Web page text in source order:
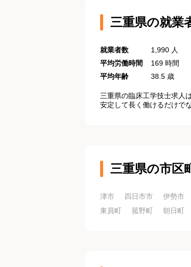
三重県の就業
就業者数
1,990 人
平均労働時間
169 時間
平均年齢
38.5 歳
三重県の臨床工学技士求人
安定して長く働けるだけで
三重県の市区
津市 四日市市 伊勢市
東員町
菰野町 朝日町